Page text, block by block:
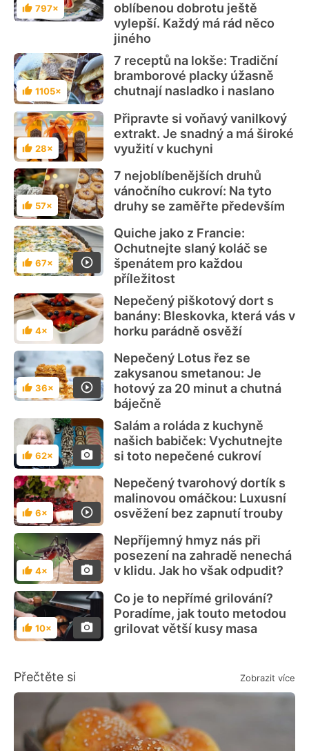
Hodnocení
797×
oblíbenou dobrotu ještě
vylepší. Každý má rád něco
jiného
Hodnocení
1105×
7 receptů na lokše: Tradiční
bramborové placky úžasně
chutnají nasladko i naslano
Hodnocení
28×
Připravte si voňavý vanilkový
extrakt. Je snadný a má široké
využití v kuchyni
Hodnocení
57×
7 nejoblíbenějších druhů
vánočního cukroví: Na tyto
druhy se zaměřte především
Hodnocení
67×
Quiche jako z Francie:
Ochutnejte slaný koláč se
špenátem pro každou
příležitost
Hodnocení
4×
Nepečený piškotový dort s
banány: Bleskovka, která vás v
horku parádně osvěží
Hodnocení
36×
Nepečený Lotus řez se
zakysanou smetanou: Je
hotový za 20 minut a chutná
báječně
Hodnocení
62×
Salám a roláda z kuchyně
našich babiček: Vychutnejte
si toto nepečené cukroví
Hodnocení
6×
Nepečený tvarohový dortík s
malinovou omáčkou: Luxusní
osvěžení bez zapnutí trouby
Hodnocení
4×
Nepříjemný hmyz nás při
posezení na zahradě nenechá
v klidu. Jak ho však odpudit?
Hodnocení
10×
Co je to nepřímé grilování?
Poradíme, jak touto metodou
grilovat větší kusy masa
Přečtěte si Zobrazit více